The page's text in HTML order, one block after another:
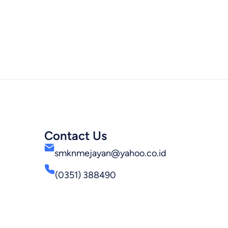
Contact Us
smknmejayan@yahoo.co.id
(0351) 388490